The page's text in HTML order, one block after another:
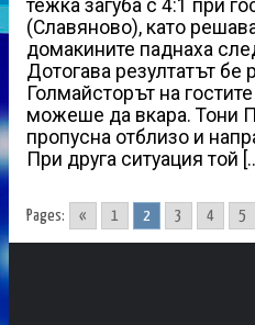
тежка загуба с 4:1 при
(Славяново), като
домакините паднаха
Дотогава резултатът бе
Голмайсторът на
можеше да вкара. Тони
пропусна отблизо и
При друга ситуация той
Pages: « 1 2 3 4 5